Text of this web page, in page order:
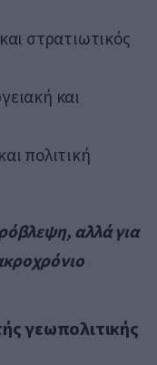
στρατιωτικός
και
πολιτική
αλλά για
γεωπολιτικής